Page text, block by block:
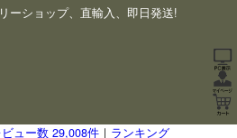
ーショップ、直輸入、即日発送!
ビュー数 29,008件 ｜ ランキング